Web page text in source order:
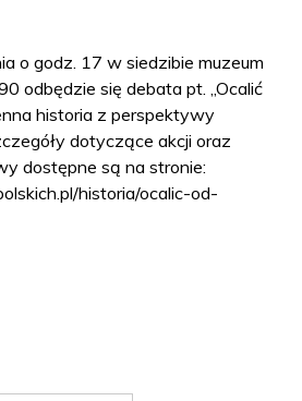
o godz. 17 w siedzibie muzeum
odbędzie się debata pt. „Ocalić
historia z perspektywy
dotyczące akcji oraz
dostępne są na stronie:
historia/ocalic-od-